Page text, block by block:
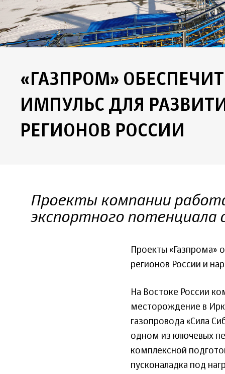
«ГАЗПРОМ»
ИМПУЛЬС ДЛЯ
РЕГИОНОВ РОССИИ
Проекты компании
экспортного потенциала
Проекты «Газпрома»
регионов России и
На Востоке России
месторождение в
газопровода «Сила
одном из ключевых
комплексной
пусконаладка под